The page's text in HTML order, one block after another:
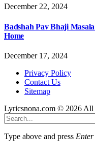
December 22, 2024
Badshah Pav Bhaji
Home
December 17, 2024
Privacy Policy
Contact Us
Sitemap
Lyricsnona.com © 2026 All
Type above and press Enter